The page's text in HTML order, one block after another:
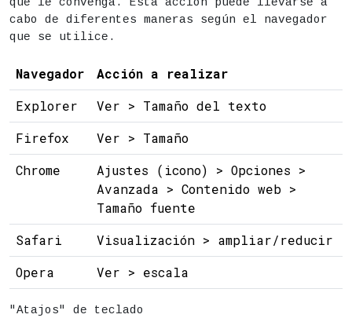
que le convenga. Esta acción puede llevarse a
cabo de diferentes maneras según el navegador
que se utilice.
Navegador
Acción a realizar
Explorer
Ver > Tamaño del texto
Firefox
Ver > Tamaño
Chrome
Ajustes (icono) > Opciones >
Avanzada > Contenido web >
Tamaño fuente
Safari
Visualización > ampliar/reducir
Opera
Ver > escala
"Atajos" de teclado